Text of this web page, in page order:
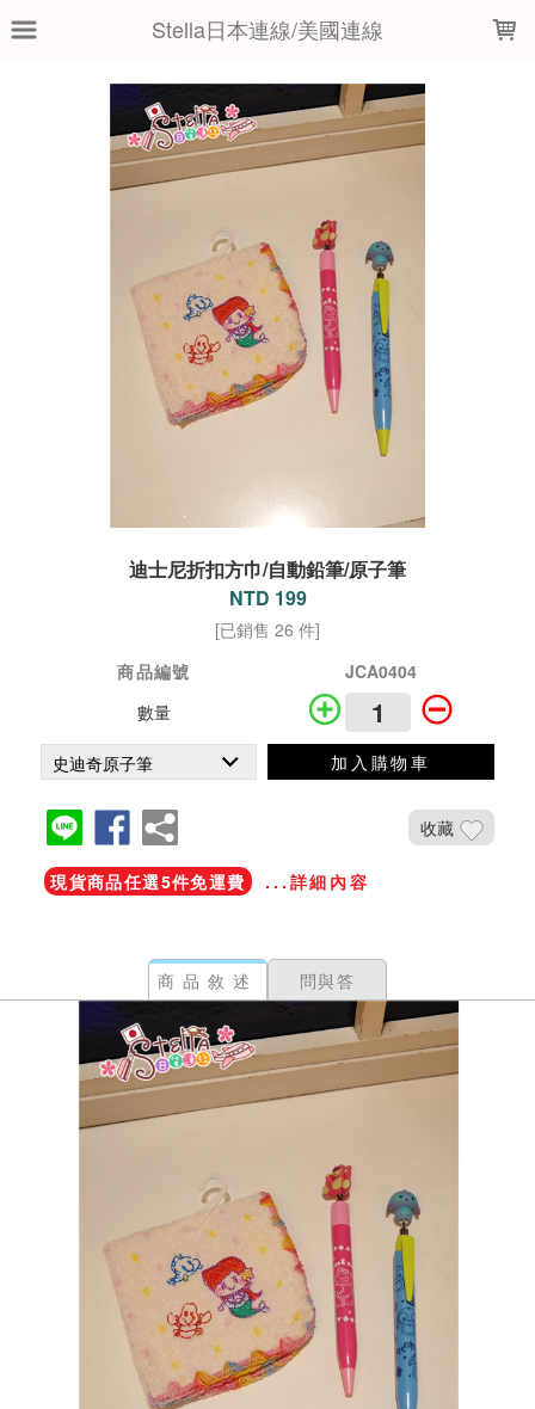
Stella日本連線/美國連線
迪士尼折扣方巾/自動鉛筆/原子筆
NTD 199
[已銷售 26 件]
商品編號
JCA0404
數量
加入購物車
收藏
現貨商品任選5件免運費 ...詳細內容
商品敘述 問與答